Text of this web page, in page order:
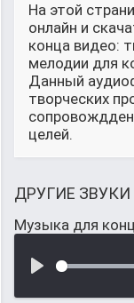
На этой
онлайн и
конца видео:
мелодии для
Данный
творческих
целей.
ДРУГИЕ ЗВУКИ
Музыка для